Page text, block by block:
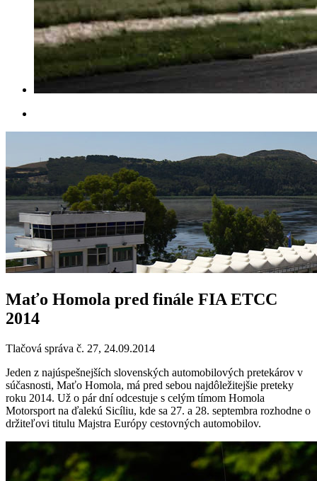
Maťo Homola pred finále FIA ETCC
2014
Tlačová správa č. 27, 24.09.2014
Jeden z najúspešnejších slovenských automobilových pretekárov v
súčasnosti, Maťo Homola, má pred sebou najdôležitejšie preteky
roku 2014. Už o pár dní odcestuje s celým tímom Homola
Motorsport na ďalekú Sicíliu, kde sa 27. a 28. septembra rozhodne o
držiteľovi titulu Majstra Európy cestovných automobilov.